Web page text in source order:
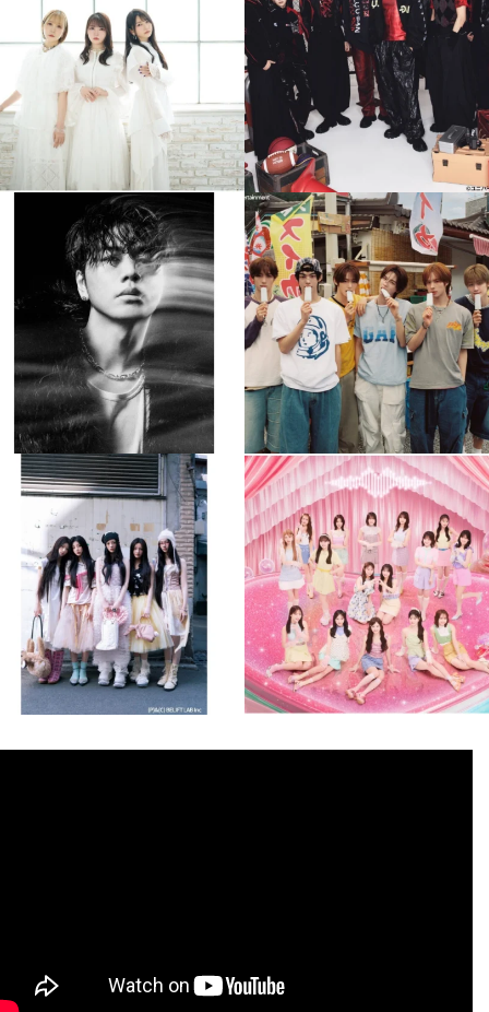
8月 4
4 0
8月 4
4 0
musicjapantv
💡8月特番放送決定！
...
8月 4
510 0
musicjapantv
💡8月特番放送決定！
...
8月 4
6 0
musicjapantv
💡8月特番放送決定！
8月 4
2 0
musicjapantv
💡8月特番放送決定！
...
8月 4
2 0